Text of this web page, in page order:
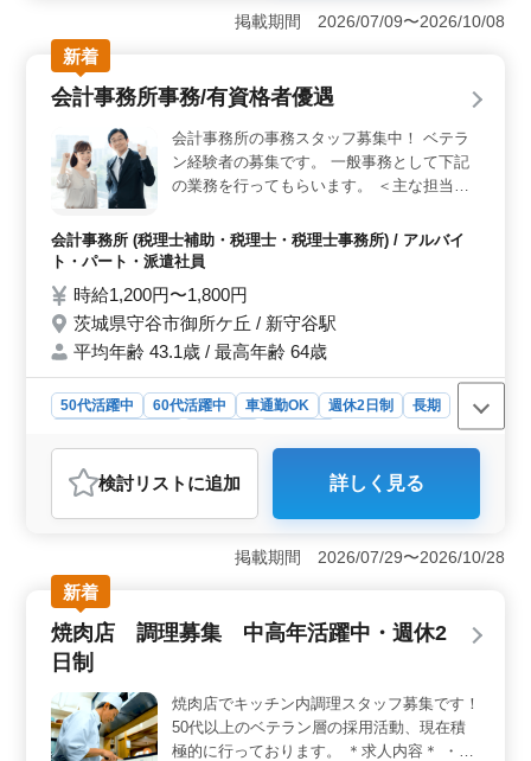
のため、プライベート時間を大切にできます。週休二日
制で働きやすい環境が整っています。 ＜多様な年齢
層の活躍＞ 中高年も活躍中の職場で、年齢を問わず働
けます。年齢を重ねた経験を活かし、安心して長く働け
る職場です。 ＜福利厚生＞ 社宅完備で住居の心配
なし。車通勤OK、賞与もあり、安心して働ける待遇が整
っています。
掲載期間 2026/07/09〜2026/10/08
新着
会計事務所事務/有資格者優遇
会計事務所の事務スタッフ募集中！ ベテラ
ン経験者の募集です。 一般事務として下記
の業務を行ってもらいます。 ＜主な担当業
会計入力 ・電話対応 ・来客対応 ・各種書類
整理 ※パソコンは、ワード・エクセル・そ
は指導させていただきます。 公認会計士・
税理士（科目合格者）優遇します！ 従業員
の皆様の希望に沿った働き方を提供いたしま
す。
会計事務所 (税理士補助・税理士・税理士事務所) / アルバイ
ト・パート・派遣社員
時給1,200円〜1,800円
茨城県守谷市御所ケ丘 / 新守谷駅
平均年齢 43.1歳 / 最高年齢 64歳
50代活躍中 60代活躍中 車通勤OK 週休2日制
長期
会計事務所
おすすめポイント
＜高時給と通勤手当で働きやすい環境＞ この求人は時
給1,200円から1,800円と、会計事務所経験をしっかり評
価する待遇が魅力です。加えて、通勤手当も上限5万円ま
で支給されるため、交通費の心配もなく、車通勤も許可
されているため、柔軟な通勤が可能です。安定した報酬
が得られるので、長期的な勤務にも適しています。
＜週3～5日、柔軟な働き方を実現＞ 勤務日数は週3日か
柔軟な働き方が可能です。さらに、残業がなく、土日祝
日は完全に休みとなるため、ワークライフバランスも取
りやすい環境です。また、勤務時間は1日3時間以上で設
検討リスト に追加 詳しく見る
掲載期間 2026/07/29〜2026/10/28
新着
焼肉店 調理募集 中高年活躍中・週休2
日制
焼肉店でキッチン内調理スタッフ募集です！
50代以上のベテラン層の採用活動、現在積
極的に行っております。 ＊求人内容＊ ・調